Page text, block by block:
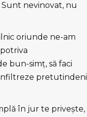
Sunt nevinovat, nu
oriunde ne-am
bun-simţ, să faci
infiltreze pretutindeni
în jur te priveşte,